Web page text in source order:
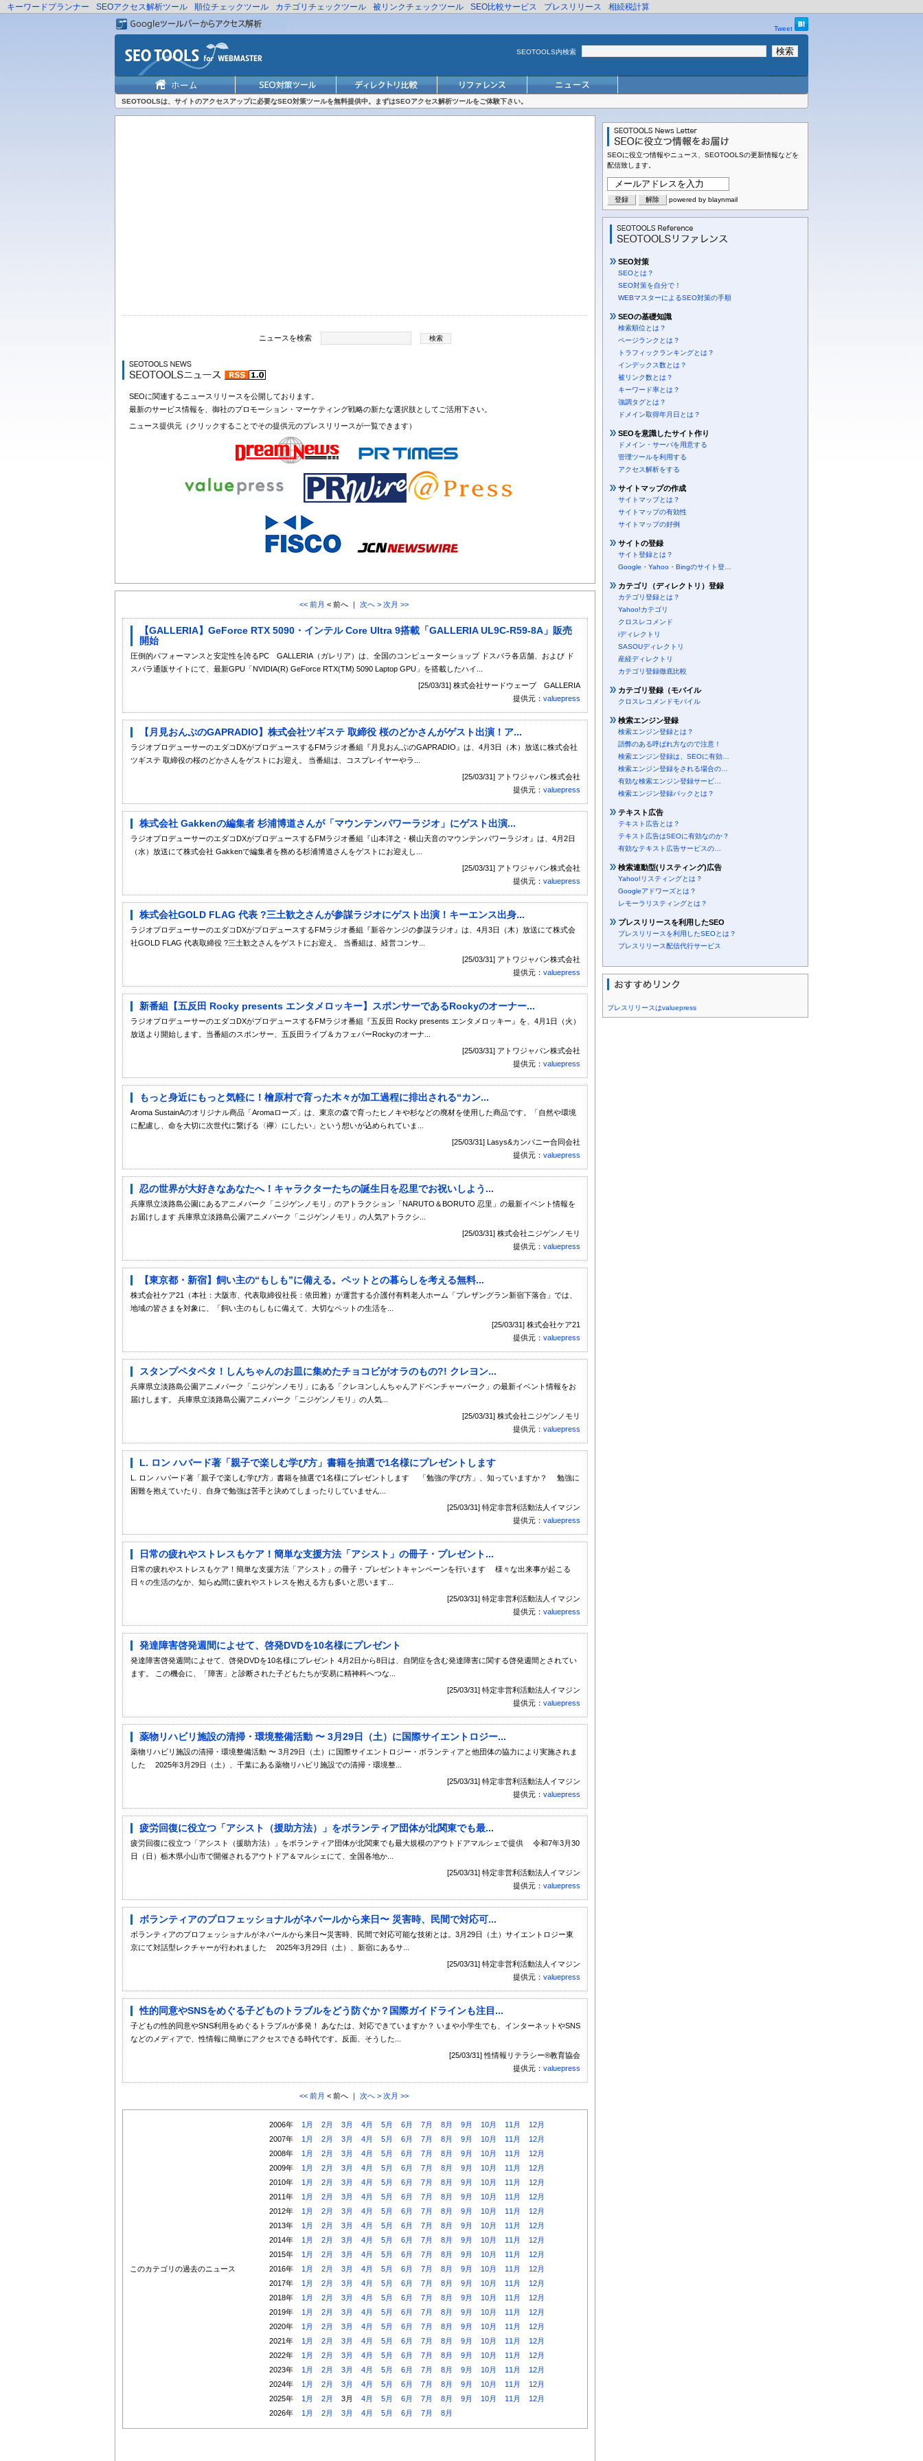
キーワードプランナー SEOアクセス解析ツール 順位チェックツール カテゴリチェックツール 被リンクチェックツール SEO比較サービス プレスリリース 相続税計算
Tweet
SEOTOOLS内検索
SEOTOOLSは、サイトのアクセスアップに必要なSEO対策ツールを無料提供中。まずはSEOアクセス解析ツールをご体験下さい。
ニュースを検索
SEOに関連するニュースリリースを公開しております。
最新のサービス情報を、御社のプロモーション・マーケティング戦略の新たな選択肢としてご活用下さい。
ニュース提供元（クリックすることでその提供元のプレスリリースが一覧できます）
<< 前月 < 前へ ｜ 次へ > 次月 >>
【GALLERIA】GeForce RTX 5090・インテル Core Ultra 9搭載「GALLERIA UL9C-R59-8A」販売
開始
圧倒的パフォーマンスと安定性を誇るPC GALLERIA（ガレリア）は、全国のコンピューターショップ ドスパラ各店舗、および ド
スパラ通販サイトにて、最新GPU「NVIDIA(R) GeForce RTX(TM) 5090 Laptop GPU」を搭載したハイ...
[25/03/31] 株式会社サードウェーブ GALLERIA
提供元： valuepress
【月見おんぷのGAPRADIO】株式会社ツギステ 取締役 桜のどかさんがゲスト出演！ア...
ラジオプロデューサーのエダコDXがプロデュースするFMラジオ番組『月見おんぷのGAPRADIO』は、4月3日（木）放送に株式会社
ツギステ 取締役の桜のどかさんをゲストにお迎え。 当番組は、コスプレイヤーやラ...
[25/03/31] アトワジャパン株式会社
提供元： valuepress
株式会社 Gakkenの編集者 杉浦博道さんが「マウンテンパワーラジオ」にゲスト出演...
ラジオプロデューサーのエダコDXがプロデュースするFMラジオ番組『山本洋之・横山天音のマウンテンパワーラジオ』は、4月2日
（水）放送にて株式会社 Gakkenで編集者を務める杉浦博道さんをゲストにお迎えし...
[25/03/31] アトワジャパン株式会社
提供元： valuepress
株式会社GOLD FLAG 代表 ?三土歓之さんが参謀ラジオにゲスト出演！キーエンス出身...
ラジオプロデューサーのエダコDXがプロデュースするFMラジオ番組『新谷ケンジの参謀ラジオ』は、4月3日（木）放送にて株式会
社GOLD FLAG 代表取締役 ?三土歓之さんをゲストにお迎え。 当番組は、経営コンサ...
[25/03/31] アトワジャパン株式会社
提供元： valuepress
新番組【五反田 Rocky presents エンタメロッキー】スポンサーであるRockyのオーナー...
ラジオプロデューサーのエダコDXがプロデュースするFMラジオ番組『五反田 Rocky presents エンタメロッキー』を、4月1日（火）
放送より開始します。当番組のスポンサー、五反田ライブ＆カフェバーRockyのオーナ...
[25/03/31] アトワジャパン株式会社
提供元： valuepress
もっと身近にもっと気軽に！檜原村で育った木々が加工過程に排出される“カン...
Aroma SustainAのオリジナル商品「Aromaローズ」は、東京の森で育ったヒノキや杉などの廃材を使用した商品です。「自然や環境
に配慮し、命を大切に次世代に繋げる〈襷〉にしたい」という想いが込められていま...
[25/03/31] Lasys&カンパニー合同会社
提供元： valuepress
忍の世界が大好きなあなたへ！キャラクターたちの誕生日を忍里でお祝いしよう...
兵庫県立淡路島公園にあるアニメパーク「ニジゲンノモリ」のアトラクション「NARUTO＆BORUTO 忍里」の最新イベント情報を
お届けします 兵庫県立淡路島公園アニメパーク「ニジゲンノモリ」の人気アトラクシ...
[25/03/31] 株式会社ニジゲンノモリ
提供元： valuepress
【東京都・新宿】飼い主の“もしも”に備える。ペットとの暮らしを考える無料...
株式会社ケア21（本社：大阪市、代表取締役社長：依田雅）が運営する介護付有料老人ホーム「プレザングラン新宿下落合」では、
地域の皆さまを対象に、「飼い主のもしもに備えて、大切なペットの生活を...
[25/03/31] 株式会社ケア21
提供元： valuepress
スタンプペタペタ！しんちゃんのお皿に集めたチョコビがオラのもの?! クレヨン...
兵庫県立淡路島公園アニメパーク「ニジゲンノモリ」にある「クレヨンしんちゃんアドベンチャーパーク」の最新イベント情報をお
届けします。 兵庫県立淡路島公園アニメパーク「ニジゲンノモリ」の人気...
[25/03/31] 株式会社ニジゲンノモリ
提供元： valuepress
L. ロン ハバード著「親子で楽しむ学び方」書籍を抽選で1名様にプレゼントします
L. ロン ハバード著「親子で楽しむ学び方」書籍を抽選で1名様にプレゼントします 「勉強の学び方」、知っていますか？ 勉強に
困難を抱えていたり、自身で勉強は苦手と決めてしまったりしていません...
[25/03/31] 特定非営利活動法人イマジン
提供元： valuepress
日常の疲れやストレスもケア！簡単な支援方法「アシスト」の冊子・プレゼント...
日常の疲れやストレスもケア！簡単な支援方法「アシスト」の冊子・プレゼントキャンペーンを行います 様々な出来事が起こる
日々の生活のなか、知らぬ間に疲れやストレスを抱える方も多いと思います...
[25/03/31] 特定非営利活動法人イマジン
提供元： valuepress
発達障害啓発週間によせて、啓発DVDを10名様にプレゼント
発達障害啓発週間によせて、啓発DVDを10名様にプレゼント 4月2日から8日は、自閉症を含む発達障害に関する啓発週間とされてい
ます。 この機会に、「障害」と診断された子どもたちが安易に精神科へつな...
[25/03/31] 特定非営利活動法人イマジン
提供元： valuepress
薬物リハビリ施設の清掃・環境整備活動 〜 3月29日（土）に国際サイエントロジー...
薬物リハビリ施設の清掃・環境整備活動 〜 3月29日（土）に国際サイエントロジー・ボランティアと他団体の協力により実施されま
した 2025年3月29日（土）、千葉にある薬物リハビリ施設での清掃・環境整...
[25/03/31] 特定非営利活動法人イマジン
提供元： valuepress
疲労回復に役立つ「アシスト（援助方法）」をボランティア団体が北関東でも最...
疲労回復に役立つ「アシスト（援助方法）」をボランティア団体が北関東でも最大規模のアウトドアマルシェで提供 令和7年3月30
日（日）栃木県小山市で開催されるアウトドア＆マルシェにて、全国各地か...
[25/03/31] 特定非営利活動法人イマジン
提供元： valuepress
ボランティアのプロフェッショナルがネパールから来日〜 災害時、民間で対応可...
ボランティアのプロフェッショナルがネパールから来日〜災害時、民間で対応可能な技術とは。3月29日（土）サイエントロジー東
京にて対話型レクチャーが行われました 2025年3月29日（土）、新宿にあるサ...
[25/03/31] 特定非営利活動法人イマジン
提供元： valuepress
性的同意やSNSをめぐる子どものトラブルをどう防ぐか？国際ガイドラインも注目...
子どもの性的同意やSNS利用をめぐるトラブルが多発！ あなたは、対応できていますか？ いまや小学生でも、インターネットやSNS
などのメディアで、性情報に簡単にアクセスできる時代です。反面、そうした...
[25/03/31] 性情報リテラシー®教育協会
提供元： valuepress
<< 前月 < 前へ ｜ 次へ > 次月 >>
このカテゴリの過去のニュース
2006年 1月 2月 3月 4月 5月 6月 7月 8月 9月 10月 11月
12月
2007年
1月 2月 3月 4月 5月 6月 7月 8月 9月 10月 11月
12月
2008年
1月 2月 3月 4月 5月 6月 7月 8月 9月 10月 11月
12月
2009年
1月 2月 3月 4月 5月 6月 7月 8月 9月 10月 11月
12月
2010年
1月 2月 3月 4月 5月 6月 7月 8月 9月 10月 11月
12月
2011年
1月 2月 3月 4月 5月 6月 7月 8月 9月 10月 11月
12月
2012年
1月 2月 3月 4月 5月 6月 7月 8月 9月 10月 11月
12月
2013年
1月 2月 3月 4月 5月 6月 7月 8月 9月 10月 11月
12月
2014年
1月 2月 3月 4月 5月 6月 7月 8月 9月 10月 11月
12月
2015年
1月 2月 3月 4月 5月 6月 7月 8月 9月 10月 11月
12月
2016年
1月 2月 3月 4月 5月 6月 7月 8月 9月 10月 11月
12月
2017年
1月 2月 3月 4月 5月 6月 7月 8月 9月 10月 11月
12月
2018年
1月 2月 3月 4月 5月 6月 7月 8月 9月 10月 11月
12月
2019年
1月 2月 3月 4月 5月 6月 7月 8月 9月 10月 11月
12月
2020年
1月 2月 3月 4月 5月 6月 7月 8月 9月 10月 11月
12月
2021年
1月 2月 3月 4月 5月 6月 7月 8月 9月 10月 11月
12月
2022年
1月 2月 3月 4月 5月 6月 7月 8月 9月 10月 11月
12月
2023年
1月 2月 3月 4月 5月 6月 7月 8月 9月 10月 11月
12月
2024年
1月 2月 3月 4月 5月 6月 7月 8月 9月 10月 11月
12月
2025年
1月 2月 3月 4月 5月 6月 7月 8月 9月 10月 11月
12月
2026年
1月 2月 3月 4月 5月 6月 7月 8月
SEOに役立つ情報やニュース、SEOTOOLSの更新情報などを
配信致します。
powered by blaynmail
SEO対策
SEOとは？
SEO対策を自分で！
WEBマスターによるSEO対策の手順
SEOの基礎知識
検索順位とは？
ページランクとは？
トラフィックランキングとは？
インデックス数とは？
被リンク数とは？
キーワード率とは？
強調タグとは？
ドメイン取得年月日とは？
SEOを意識したサイト作り
ドメイン・サーバを用意する
管理ツールを利用する
アクセス解析をする
サイトマップの作成
サイトマップとは？
サイトマップの有効性
サイトマップの好例
サイトの登録
サイト登録とは？
Google・Yahoo・Bingのサイト登…
カテゴリ（ディレクトリ）登録
カテゴリ登録とは？
Yahoo!カテゴリ
クロスレコメンド
iディレクトリ
SASOUディレクトリ
産経ディレクトリ
カテゴリ登録徹底比較
カテゴリ登録（モバイル
クロスレコメンドモバイル
検索エンジン登録
検索エンジン登録とは？
語弊のある呼ばれ方なので注意！
検索エンジン登録は、SEOに有効…
検索エンジン登録をされる場合の…
有効な検索エンジン登録サービ…
検索エンジン登録パックとは？
テキスト広告
テキスト広告とは？
テキスト広告はSEOに有効なのか？
有効なテキスト広告サービスの…
検索連動型(リスティング)広告
Yahoo!リスティングとは？
Googleアドワーズとは？
レモーラリスティングとは？
プレスリリースを利用したSEO
プレスリリースを利用したSEOとは？
プレスリリース配信代行サービス
プレスリリースはvaluepress